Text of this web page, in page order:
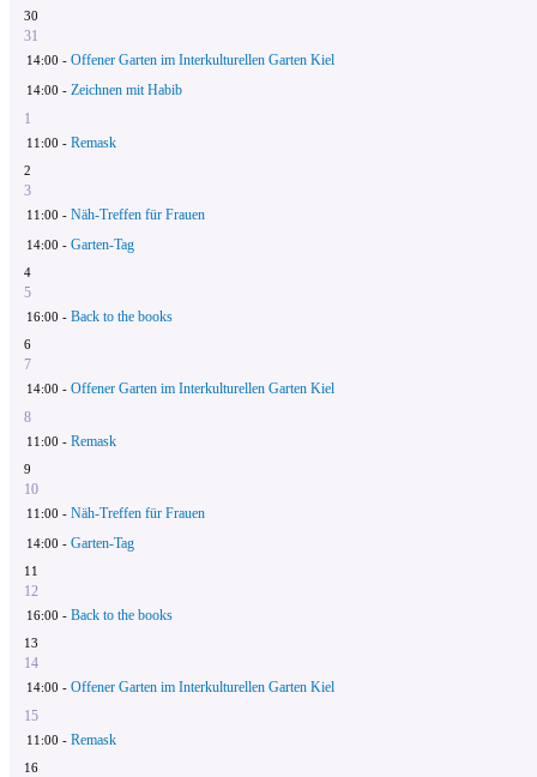
30
31
14:00 - Offener Garten im Interkulturellen Garten Kiel
14:00 - Zeichnen mit Habib
1
11:00 - Remask
2
3
11:00 - Näh-Treffen für Frauen
14:00 - Garten-Tag
4
5
16:00 - Back to the books
6
7
14:00 - Offener Garten im Interkulturellen Garten Kiel
8
11:00 - Remask
9
10
11:00 - Näh-Treffen für Frauen
14:00 - Garten-Tag
11
12
16:00 - Back to the books
13
14
14:00 - Offener Garten im Interkulturellen Garten Kiel
15
11:00 - Remask
16